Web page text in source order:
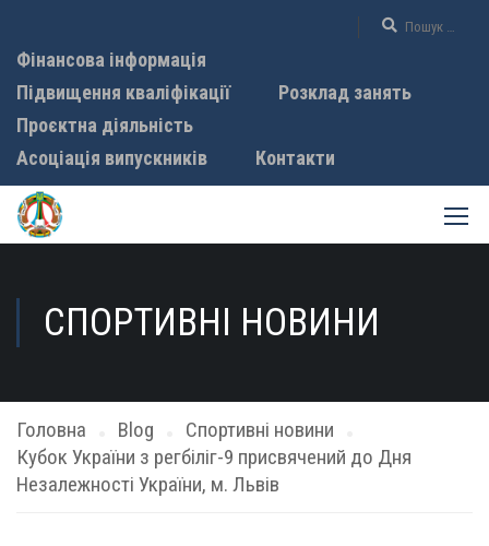
Фінансова інформація
Підвищення кваліфікації
Розклад занять
Проєктна діяльність
Асоціація випускників
Контакти
СПОРТИВНІ НОВИНИ
Головна Blog
Спортивні новини
Кубок України з регбіліг-9 присвячений до Дня
Незалежності України, м. Львів